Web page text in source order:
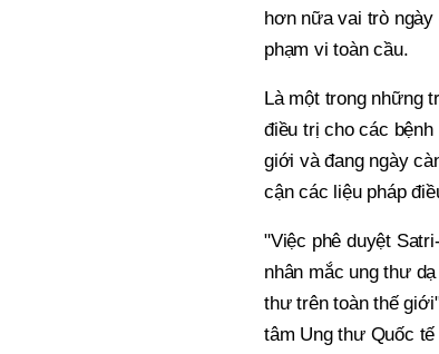
hơn nữa vai trò
phạm vi toàn cầu.
Là một trong những
điều trị cho các
giới và đang ngày
cận các liệu pháp
"Việc phê duyệt
nhân mắc ung thư
thư trên toàn thế
tâm Ung thư Quốc